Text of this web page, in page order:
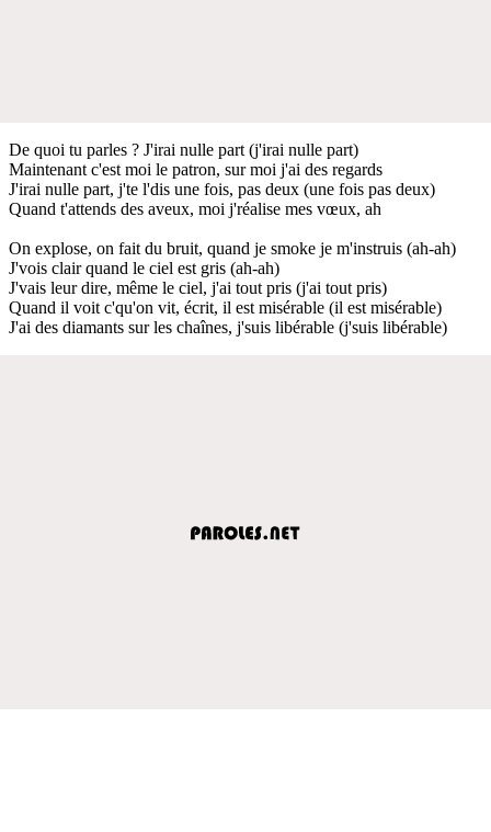
De quoi tu parles ? J'irai nulle part (j'irai nulle part)
Maintenant c'est moi le patron, sur moi j'ai des regards
J'irai nulle part, j'te l'dis une fois, pas deux (une fois pas deux)
Quand t'attends des aveux, moi j'réalise mes vœux, ah
On explose, on fait du bruit, quand je smoke je m'instruis (ah-ah)
J'vois clair quand le ciel est gris (ah-ah)
J'vais leur dire, même le ciel, j'ai tout pris (j'ai tout pris)
Quand il voit c'qu'on vit, écrit, il est misérable (il est misérable)
J'ai des diamants sur les chaînes, j'suis libérable (j'suis libérable)